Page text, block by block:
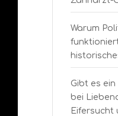
Warum
Gibt es
bei
Eifersucht